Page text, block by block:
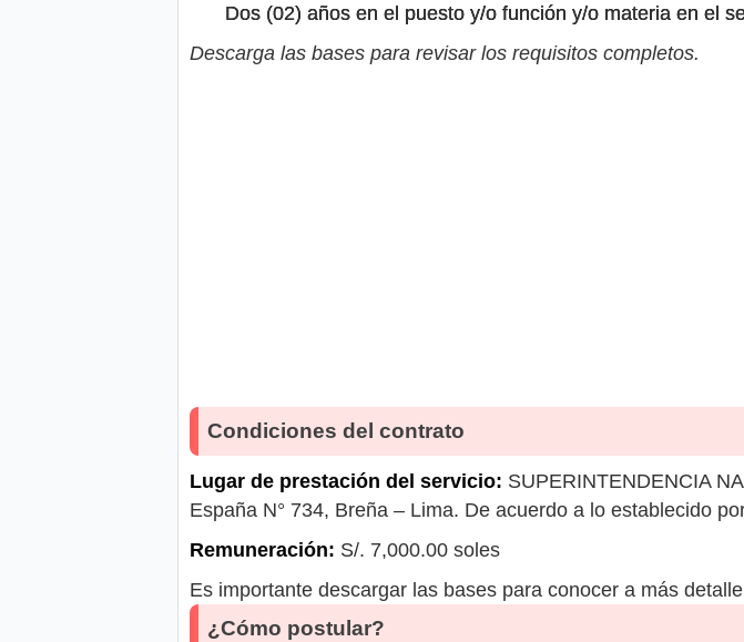
Dos (02) años en el puesto y/o función y/o materia en el
Descarga las bases para revisar los requisitos completos.
Condiciones del contrato
Lugar de prestación del servicio: SUPERINTENDENCIA
España N° 734, Breña – Lima. De acuerdo a lo establecido
Remuneración: S/. 7,000.00 soles
Es importante descargar las bases para conocer a más
¿Cómo postular?